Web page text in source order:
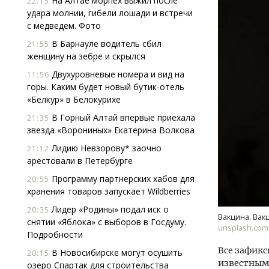
удара молнии, гибели лошади и встречи
с медведем. Фото
21:55 В Барнауле водитель сбил
женщину на зебре и скрылся
11:56 Двухуровневые номера и вид на
горы. Каким будет новый бутик-отель
«Белкур» в Белокурихе
21:35 В Горный Алтай впервые приехала
звезда «Ворониных» Екатерина Волкова
21:12 Лидию Невзорову* заочно
арестовали в Петербурге
20:55 Программу партнерских хабов для
хранения товаров запускает Wildberries
20:35 Лидер «Родины» подал иск о
снятии «Яблока» с выборов в Госдуму.
Подробности
20:15 В Новосибирске могут осушить
озеро Спартак для строительства
Вакцина.
unsplash.com
Все
Архитектурный код начинается с
земли. Мощение крупноформатными
плитами становится новым
стандартом благоустройства
СТРОИТЕЛЬСТВО